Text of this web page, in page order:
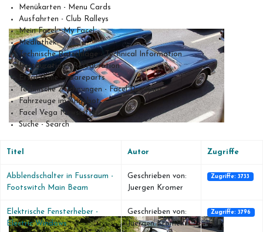
Menükarten - Menu Cards
Ausfahrten - Club Ralleys
Mein Facel - My Facel
Mediathek
Technische Ratschläge - Technical Information
Restauration - Restauration
Ersatzteile - Spareparts
Technische Zeichnungen - Facel Drawings
Fahrzeuge im Angebot
Facel Vega Newsletter
Suche - Search
Titel Autor Zugriffe
Abblendschalter in Fussraum -
Footswitch Main Beam
Geschrieben von:
Juergen Kromer
Zugriffe: 3733
Elektrische Fensterheber -
Electric Windows
Geschrieben von:
Juergen Kromer
Zugriffe: 3796